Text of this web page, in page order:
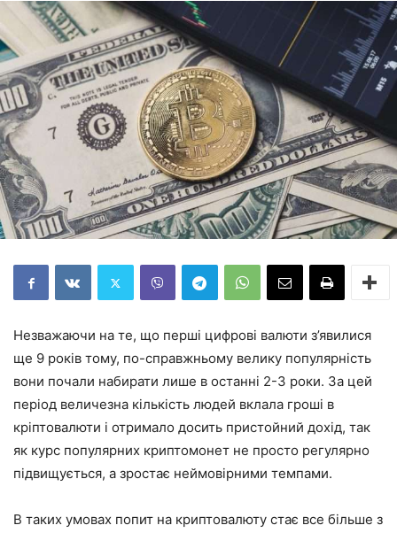
Незважаючи на те, що перші цифрові валюти з’явилися
ще 9 років тому, по-справжньому велику популярність
вони почали набирати лише в останні 2-3 роки. За цей
період величезна кількість людей вклала гроші в
кріптовалюти і отримало досить пристойний дохід, так
як курс популярних криптомонет не просто регулярно
підвищується, а зростає неймовірними темпами.
В таких умовах попит на криптовалюту стає все більше з